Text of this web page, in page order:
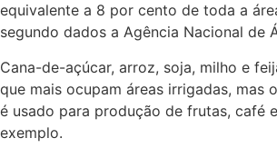
equivalente a 8 por cento de toda a
segundo dados a Agência Nacional de
Cana-de-açúcar, arroz, soja, milho e
que mais ocupam áreas irrigadas, mas
é usado para produção de frutas, café
exemplo.